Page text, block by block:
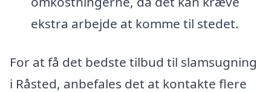
ekstra arbejde at komme til stedet.
For at få det bedste tilbud til slamsugning
i Råsted, anbefales det at kontakte flere